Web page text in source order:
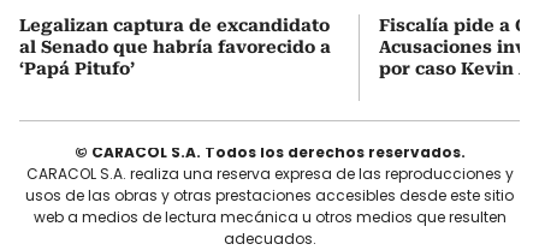
Legalizan captura de excandidato
al Senado que habría favorecido a
‘Papá Pitufo’
Fiscalía pide a
Acusaciones
por caso Kevin
© CARACOL S.A. Todos los derechos reservados.
CARACOL S.A. realiza una reserva expresa de las reproducciones y
usos de las obras y otras prestaciones accesibles desde este sitio
web a medios de lectura mecánica u otros medios que resulten
adecuados.